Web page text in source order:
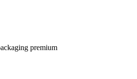
premium